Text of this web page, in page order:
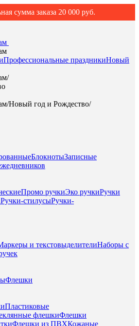
сумма заказа 20 000 руб.
Профессиональные праздникиНовый
/
/Новый год и Рождество/
БлокнотыЗаписные
Промо ручкиЭко ручкиРучки
Ручки-стилусыРучки-
и текстовыделителиНаборы с
Флешки
Пластиковые
флешкиФлешки
Флешки из ПВХКожаные